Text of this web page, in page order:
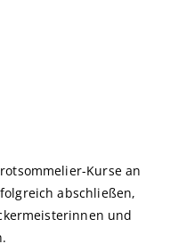
Kurse an
abschließen,
und